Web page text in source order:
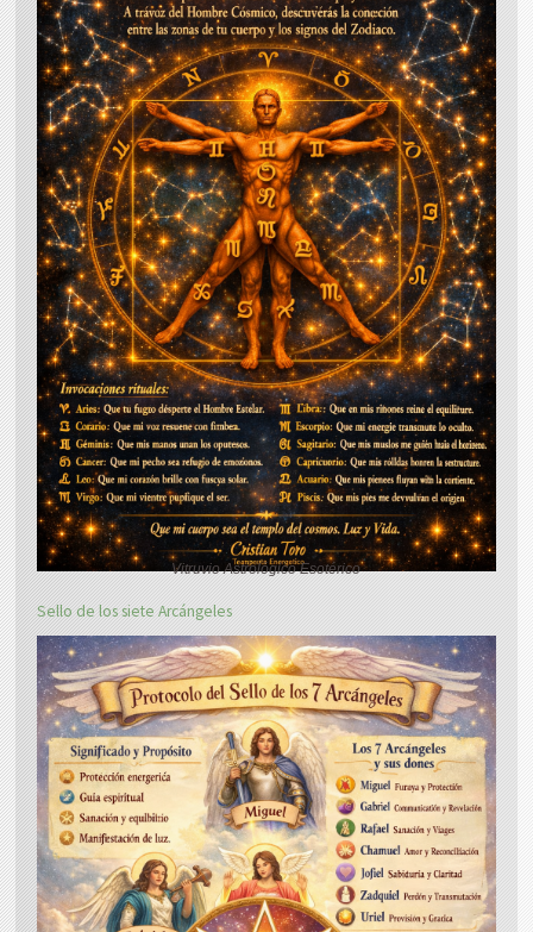
Vitruvio Astrológico Esotérico
Sello de los siete Arcángeles